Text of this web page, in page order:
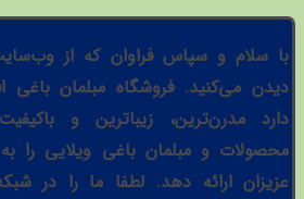
با سلام و سپاس فراوان که از
دیدن می‌کنید. فروشگاه مبلمان باغی
دارد مدرن‌ترین، زیباترین و
محصولات و مبلمان باغی ویلایی را
عزیزان ارائه دهد. لطفا ما را در